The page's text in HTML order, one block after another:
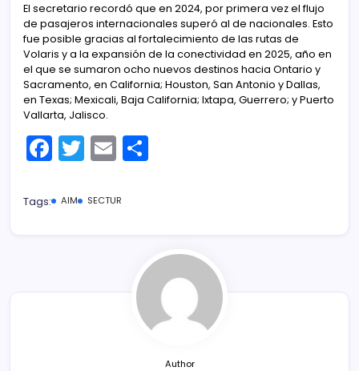
El secretario recordó que en 2024, por primera vez el flujo
de pasajeros internacionales superó al de nacionales. Esto
fue posible gracias al fortalecimiento de las rutas de
Volaris y a la expansión de la conectividad en 2025, año en
el que se sumaron ocho nuevos destinos hacia Ontario y
Sacramento, en California; Houston, San Antonio y Dallas,
en Texas; Mexicali, Baja California; Ixtapa, Guerrero; y Puerto
Vallarta, Jalisco.
F
a
c
T
w
itt
E
m
ai
ar
tir
Tags: AIM SECTUR
Author